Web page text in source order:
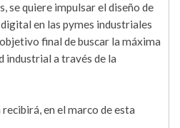
se quiere impulsar el diseño de
en las pymes industriales
final de buscar la máxima
industrial a través de la
en el marco de esta